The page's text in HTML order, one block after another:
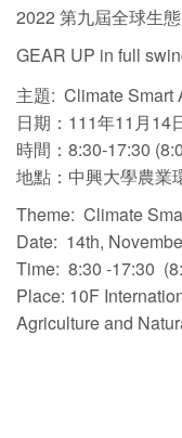
2022 第九屆全球生
GEAR UP in full
主題: Climate Smart
日期：111年11月14
時間：8:30-17:30
地點：中興大學農業
Theme: Climate
Date: 14th,
Time: 8:30 -17:30
Place: 10F
Agriculture and